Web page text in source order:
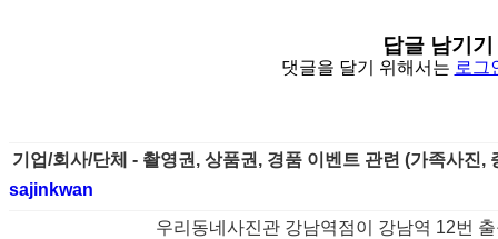
답글 남기기
댓글을 달기 위해서는 로그
기업/회사/단체 - 촬영권, 상품권, 경품 이벤트 관련 (가족사진
sajinkwan
우리동네사진관 강남역점이 강남역 12번